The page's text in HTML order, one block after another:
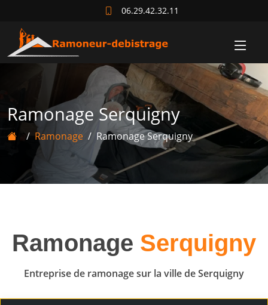
06.29.42.32.11
Ramonage Serquigny
Ramonage Ramonage Serquigny
Ramonage Serquigny
Entreprise de ramonage sur la ville de Serquigny